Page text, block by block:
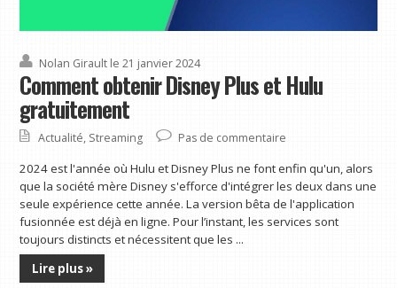
Nolan Girault le 21 janvier 2024
Comment obtenir Disney Plus et Hulu
gratuitement
Actualité, Streaming Pas de commentaire
2024 est l'année où Hulu et Disney Plus ne font enfin qu'un, alors
que la société mère Disney s'efforce d'intégrer les deux dans une
seule expérience cette année. La version bêta de l'application
fusionnée est déjà en ligne. Pour l’instant, les services sont
toujours distincts et nécessitent que les ...
Lire plus »